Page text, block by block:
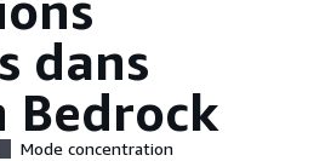
dans
Bedrock
Mode concentration